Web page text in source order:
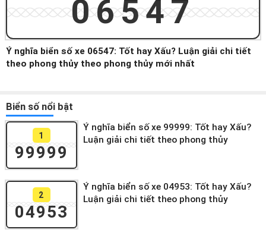
06547
Ý nghĩa biển số xe 06547: Tốt hay Xấu? Luận giải chi tiết
theo phong thủy theo phong thủy mới nhất
Biển số nổi bật
1
99999
Ý nghĩa biển số xe 99999: Tốt hay Xấu?
Luận giải chi tiết theo phong thủy
2
04953
Ý nghĩa biển số xe 04953: Tốt hay Xấu?
Luận giải chi tiết theo phong thủy